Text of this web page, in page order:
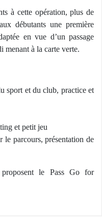
à cette opération, plus de
débutants une première
en vue d’un passage
menant à la carte verte.
sport et du club, practice et
et petit jeu
le parcours, présentation de
le Pass Go for